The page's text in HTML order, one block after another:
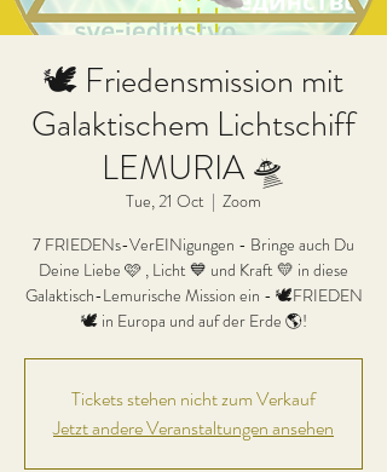
🕊 Friedensmission mit
Galaktischem Lichtschiff
LEMURIA 🛸
Tue, 21 Oct
  |
Zoom
7 FRIEDENs-VerEINigungen - Bringe auch Du
Deine Liebe 🩷 , Licht 💙 und Kraft 💛 in diese
Galaktisch-Lemurische Mission ein - 🕊FRIEDEN
🕊 in Europa und auf der Erde 🌎!
Tickets stehen nicht zum Verkauf
Jetzt andere Veranstaltungen ansehen